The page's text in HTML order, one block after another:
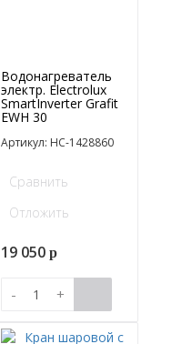
Водонагреватель
электр. Electrolux
SmartInverter Grafit
EWH 30
Артикул: НС-1428860
Сравнить
Отложить
19 050p
- +